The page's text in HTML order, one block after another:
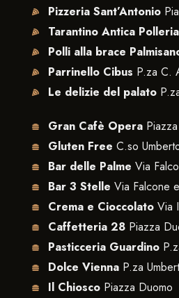
Pizzeria Sant’Antonio
Tarantino Antica Polleria
Polli alla brace
Parrinello Cibus P.za C.
Le delizie del palato
Gran Cafè Opera
Gluten Free C.so
Bar delle Palme Via
Bar 3 Stelle Via Falcone
Crema e CioccolatoVia
Caffetteria 28Piazza
Pasticceria Guardino
Dolce ViennaP.za
Il ChioscoPiazza Duomo